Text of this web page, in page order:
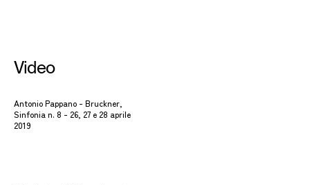
Video
Antonio Pappano - Bruckner,
Sinfonia n. 8 - 26, 27 e 28 aprile
2019